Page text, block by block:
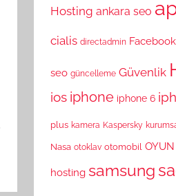
Hosting ankara seo
cialis directadmin Facebook
seo güncelleme Güvenlik
ios iphone iphone 6
plus kamera Kaspersky
Nasa otoklav otomobil OYUN
hosting samsung